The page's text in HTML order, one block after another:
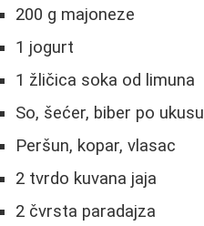
200 g majoneze
1 jogurt
1 žličica soka od limuna
So, šećer, biber po ukusu
Peršun, kopar, vlasac
2 tvrdo kuvana jaja
2 čvrsta paradajza